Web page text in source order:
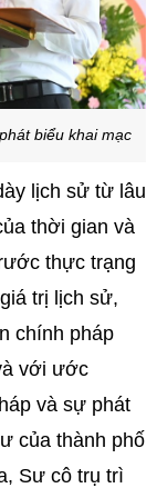
biểu khai mạc
lịch sử từ lâu
thời gian và
thực trạng
trị lịch sử,
chính pháp
với ước
và sự phát
của thành phố
Sư cô trụ trì